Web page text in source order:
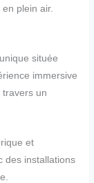
plein air.
située
immersive
un
et
des installations